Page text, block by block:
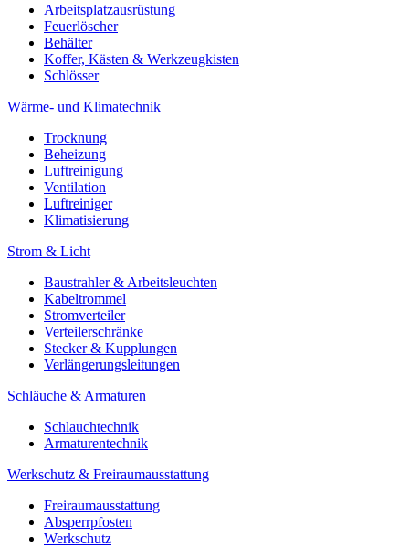
Arbeitsplatzausrüstung
Feuerlöscher
Behälter
Koffer, Kästen & Werkzeugkisten
Schlösser
Wärme- und Klimatechnik
Trocknung
Beheizung
Luftreinigung
Ventilation
Luftreiniger
Klimatisierung
Strom & Licht
Baustrahler & Arbeitsleuchten
Kabeltrommel
Stromverteiler
Verteilerschränke
Stecker & Kupplungen
Verlängerungs­leitungen
Schläuche & Armaturen
Schlauchtechnik
Armaturentechnik
Werkschutz & Freiraumausstattung
Freiraumausstattung
Absperrpfosten
Werkschutz